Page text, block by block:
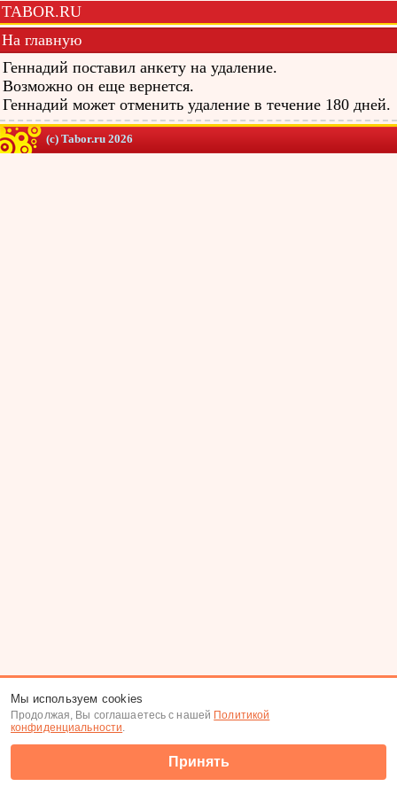
TABOR.RU
На главную
Геннадий поставил анкету на удаление.
Возможно он еще вернется.
Геннадий может отменить удаление в течение 180 дней.
(c) Tabor.ru 2026
Мы используем cookies
Продолжая, Вы соглашаетесь с нашей Политикой
конфиденциальности.
Принять